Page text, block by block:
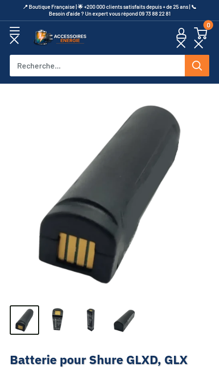
au
contenu
​📍​ Boutique Française | 🌟 +200 000 clients satisfaits depuis + de 25 ans | 📞​
Besoin d’aide ? Un expert vous répond 09 73 88 22 81
Accessoires
0
Batterie pour Shure GLXD, GLX